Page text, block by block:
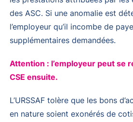
des ASC. Si une anomalie est
l’employeur qu’il incombe de
supplémentaires demandées.
Attention : l’employeur peut se
CSE ensuite.
L’URSSAF tolère que les bons
en nature soient exonérés de